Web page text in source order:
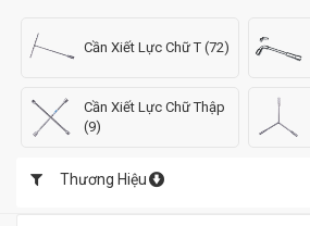
Cần Xiết Lực Chữ T (72)
Cần Xiết Lực Chữ Thập
(9)
Thương Hiệu